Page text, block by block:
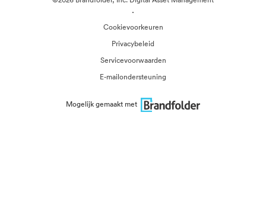
·
Cookievoorkeuren
Privacybeleid
Servicevoorwaarden
E-mailondersteuning
Mogelijk gemaakt met